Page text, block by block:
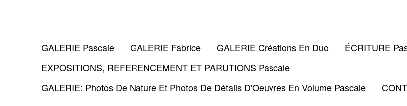
GALERIE Pascale GALERIE Fabrice GALERIE Créations En Duo ÉCRITURE
EXPOSITIONS, REFERENCEMENT ET PARUTIONS Pascale
GALERIE: Photos De Nature Et Photos De Détails D'Oeuvres En Volume Pascale